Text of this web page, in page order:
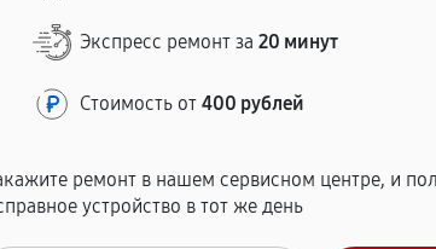
Экспресс ремонт за20 минут
Стоимость от400 рублей
ремонт в нашем сервисном центре, и
устройство в тот же день